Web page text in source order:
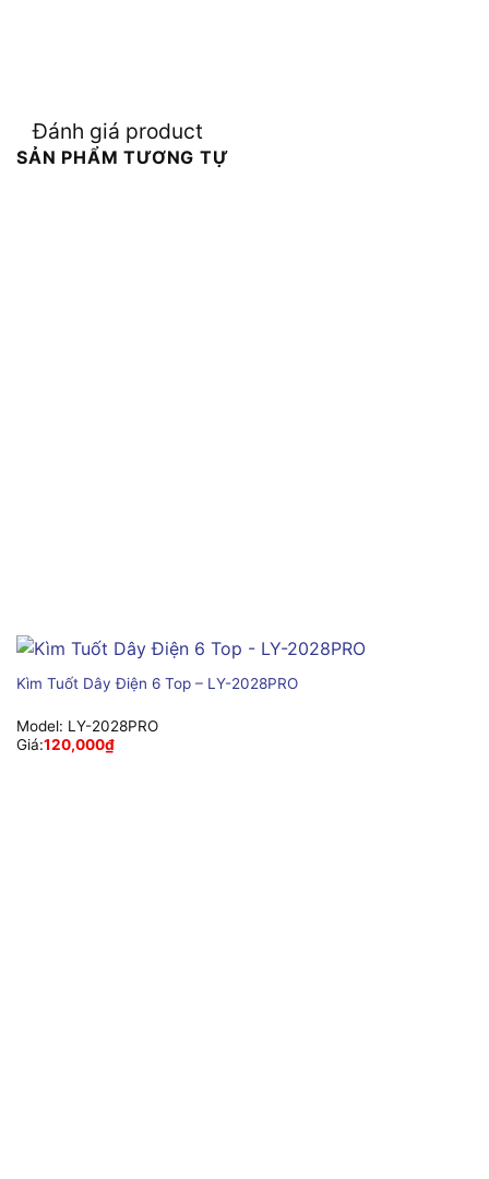
Đánh giá product
SẢN PHẨM TƯƠNG TỰ
Kìm Tuốt Dây Điện 6 Top – LY-2028PRO
Model: LY-2028PRO
Giá:120,000₫